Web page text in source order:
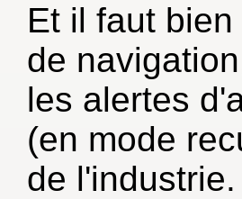
Et il faut
de
les alertes
(en mode
de l'industrie.